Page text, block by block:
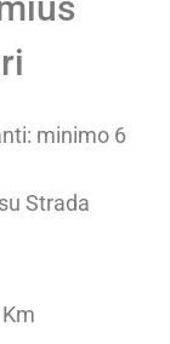
minimo 6
Strada